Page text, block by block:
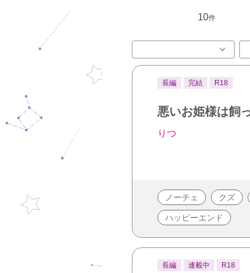
10件
長編 完結 R18
悪いお姫様は飼
りつ
ノーチェ クズ
ハッピーエンド
長編 連載中 R18